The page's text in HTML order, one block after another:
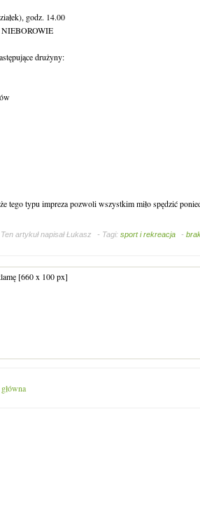
godz. 14.00
drużyny:
tego typu impreza pozwoli wszystkim miło spędzić
Ten artykuł napisałŁukasz - Tagi: sport i rekreacja -
[660 x 100 px]